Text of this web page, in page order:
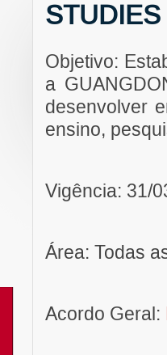
STUDIES
Objetivo:
a
desenvolver
ensino,
Vigência: 31/
Área: Todas
Acordo Geral: